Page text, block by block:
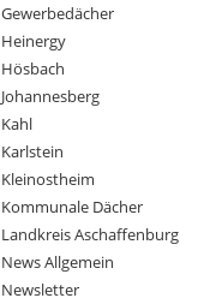
Gewerbedächer
Heinergy
Hösbach
Johannesberg
Kahl
Karlstein
Kleinostheim
Kommunale Dächer
Landkreis Aschaffenburg
News Allgemein
Newsletter